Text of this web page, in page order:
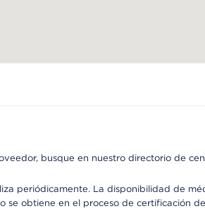
busque en nuestro directorio de
periódicamente. La disponibilidad de
se obtiene en el proceso de certificación